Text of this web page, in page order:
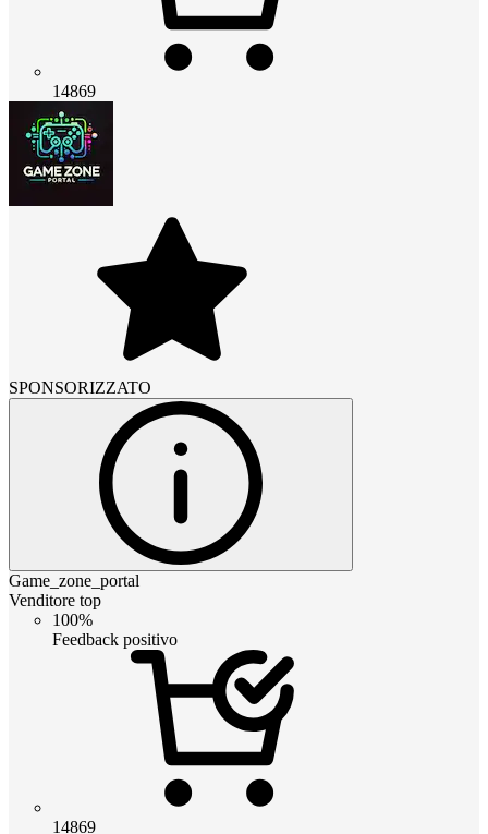
14869
SPONSORIZZATO
Game_zone_portal
Venditore top
100%
Feedback positivo
14869